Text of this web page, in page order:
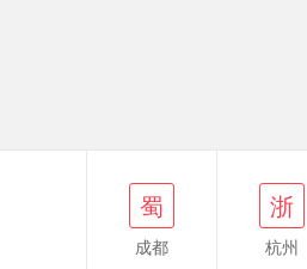
蜀
成都
浙
杭州